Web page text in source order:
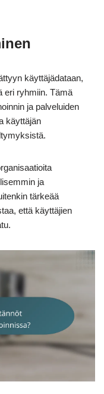
käyttäjädataan,
eri ryhmiin. Tämä
ja palveluiden
käyttäjän
ja
tärkeää
että käyttäjien